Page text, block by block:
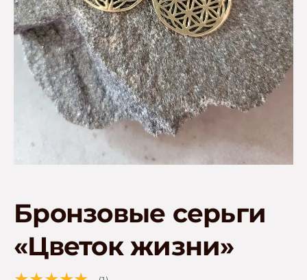
Бронзовые серьги
«Цветок жизни»